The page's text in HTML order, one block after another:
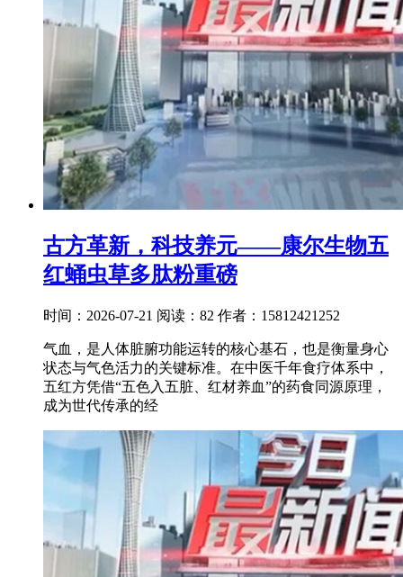
古方革新，科技养元——康尔生物五
红蛹虫草多肽粉重磅
时间：2026-07-21 阅读：82 作者：15812421252
气血，是人体脏腑功能运转的核心基石，也是衡量身心
状态与气色活力的关键标准。在中医千年食疗体系中，
五红方凭借“五色入五脏、红材养血”的药食同源原理，
成为世代传承的经